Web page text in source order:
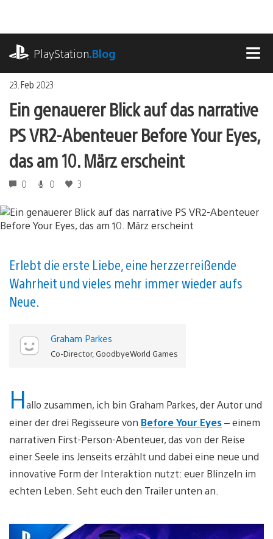
springen
PlayStation.Blog
23. Feb 2023
Ein genauerer Blick auf das narrative
PS VR2-Abenteuer Before Your Eyes,
das am 10. März erscheint
0 0 3
Erlebt die erste Liebe, eine herzzerreißende
Wahrheit und vieles mehr immer wieder aufs
Neue.
Graham Parkes
Co-Director, GoodbyeWorld Games
Hallo zusammen, ich bin Graham Parkes, der Autor und
einer der drei Regisseure von Before Your Eyes– einem
narrativen First-Person-Abenteuer, das von der Reise
einer Seele ins Jenseits erzählt und dabei eine neue und
innovative Form der Interaktion nutzt: euer Blinzeln im
echten Leben. Seht euch den Trailer unten an.